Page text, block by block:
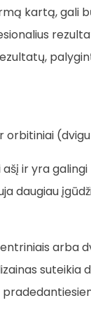
kartą, gali
orbitiniai
ir yra
daugiau
arba
suteikia